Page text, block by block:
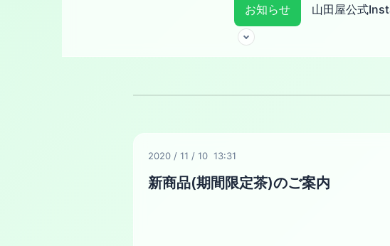
お知らせ 山田屋公式
2020 / 11 / 10 13:31
新商品(期間限定茶)のご案内